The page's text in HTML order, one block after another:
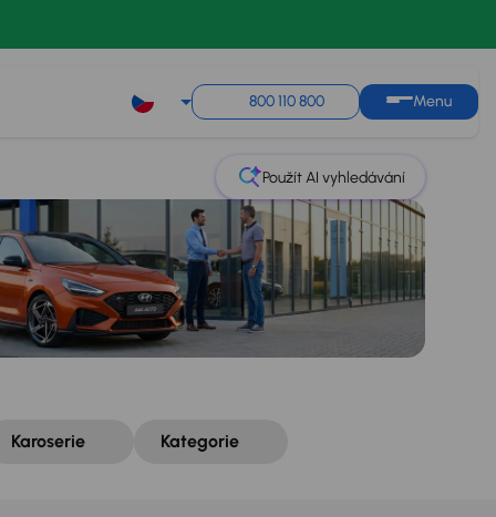
800 110 800 Menu
Použít AI vyhledávání
Karoserie Kategorie